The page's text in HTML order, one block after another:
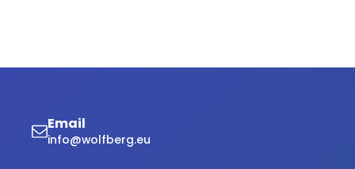
Email
info@wolfberg.eu